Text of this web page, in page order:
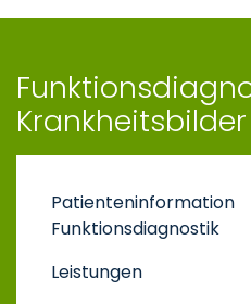
Krankheitsbilder
Patienteninformation
Funktionsdiagnostik
Leistungen